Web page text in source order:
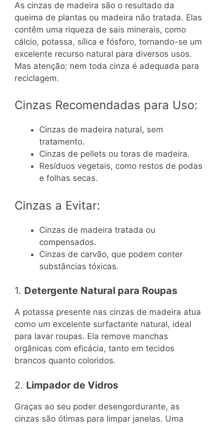
As cinzas de madeira são o resultado da
queima de plantas ou madeira não tratada. Elas
contêm uma riqueza de sais minerais, como
cálcio, potassa, sílica e fósforo, tornando-se um
excelente recurso natural para diversos usos.
Mas atenção: nem toda cinza é adequada para
reciclagem.
Cinzas Recomendadas para Uso:
Cinzas de madeira natural, sem
tratamento.
Cinzas de pellets ou toras de madeira.
Resíduos vegetais, como restos de podas
e folhas secas.
Cinzas a Evitar:
Cinzas de madeira tratada ou
compensados.
Cinzas de carvão, que podem conter
substâncias tóxicas.
1. Detergente Natural para Roupas
A potassa presente nas cinzas de madeira atua
como um excelente surfactante natural, ideal
para lavar roupas. Ela remove manchas
orgânicas com eficácia, tanto em tecidos
brancos quanto coloridos.
2. Limpador de Vidros
Graças ao seu poder desengordurante, as
cinzas são ótimas para limpar janelas. Uma